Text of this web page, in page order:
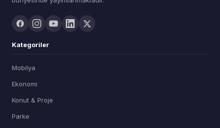
Kategoriler
Mobilya
Ekonomi
Konut & Proje
Parke